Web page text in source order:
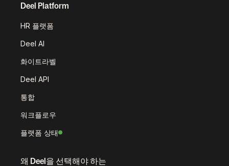
Deel Platform
HR 플랫폼
Deel AI
화이트라벨
Deel API
통합
워크플로우
플랫폼 상태
왜 Deel을 선택해야 하는